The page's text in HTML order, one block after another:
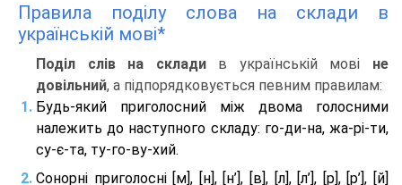
Правила поділу слова на склади в
українській мові*
Поділ слів на складив українській мові не
довільний, а підпорядковується певним правилам:
Будь-який приголосний між двома голосними
належить до наступного складу: го-ди-на, жа-рі-ти,
су-є-та, ту-го-ву-хий.
Сонорні приголосні [м], [н], [н’], [в], [л], [л’], [р], [р’], [й]